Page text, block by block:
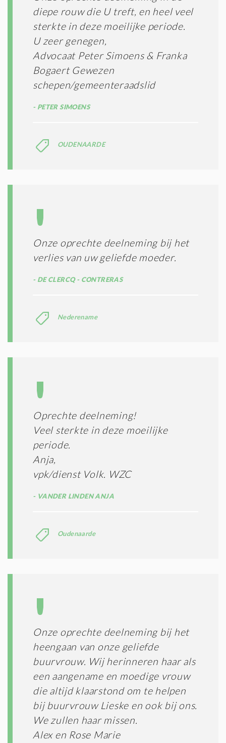
diepe rouw die U treft, en heel veel
sterkte in deze moeilijke periode.
U zeer genegen,
Advocaat Peter Simoens & Franka
Bogaert Gewezen
schepen/gemeenteraadslid
PETER SIMOENS
OUDENAARDE
Onze oprechte deelneming bij het
verlies van uw geliefde moeder.
DE CLERCQ - CONTRERAS
Nederename
Oprechte deelneming!
Veel sterkte in deze moeilijke
periode.
Anja,
vpk/dienst Volk. WZC
VANDER LINDEN ANJA
Oudenaarde
Onze oprechte deelneming bij het
heengaan van onze geliefde
buurvrouw. Wij herinneren haar als
een aangename en moedige vrouw
die altijd klaarstond om te helpen
bij buurvrouw Lieske en ook bij ons.
We zullen haar missen.
Alex en Rose Marie